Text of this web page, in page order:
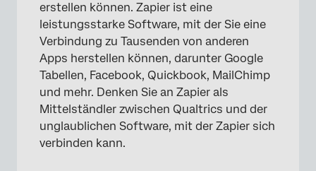
erstellen können. Zapier ist eine
leistungsstarke Software, mit der Sie eine
Verbindung zu Tausenden von anderen
Apps herstellen können, darunter Google
Tabellen, Facebook, Quickbook, MailChimp
und mehr. Denken Sie an Zapier als
Mittelständler zwischen Qualtrics und der
unglaublichen Software, mit der Zapier sich
verbinden kann.